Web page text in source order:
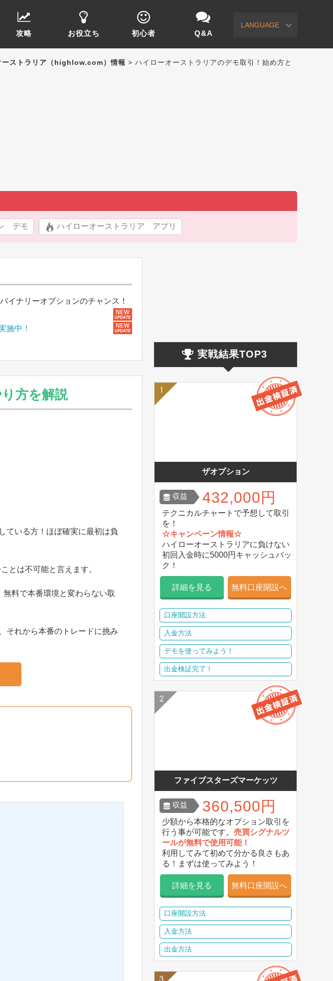
LANGUAGE
攻略 お役立ち 初心者 Q&A
ーストラリア（highlow.com）情報 > ハイローオーストラリアのデモ取引！始め方と
デモ ハイローオーストラリア アプリ
イナリーオプションのチャンス！
施中！
方を解説
ている方！ほぼ確実に最初は負
とは不可能と言えます。
無料で本番環境と変わらない取
それから本番のトレードに挑み
実戦結果TOP3
ザオプション
収益 432,000円
テクニカルチャートで予想して取引
を！
☆キャンペーン情報☆
ハイローオーストラリアに負けない
初回入金時に5000円キャッシュバッ
ク！
詳細を見る 無料口座開設へ
口座開設方法
入金方法
デモを使ってみよう！
出金検証完了！
ファイブスターズマーケッツ
収益 360,500円
少額から本格的なオプション取引を
行う事が可能です。 売買シグナルツ
ールが無料で使用可能！
利用してみて初めて分かる良さもあ
る！まずは使ってみよう！
詳細を見る 無料口座開設へ
口座開設方法
入金方法
出金方法